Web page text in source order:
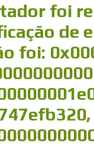
foi
de
foi: